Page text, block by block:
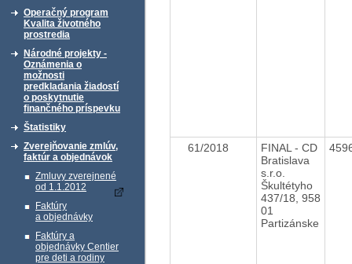
Operačný program
Kvalita životného
prostredia
Národné projekty -
Oznámenia o
možnosti
predkladania žiadostí
o poskytnutie
finančného príspevku
Štatistiky
Zverejňovanie zmlúv,
faktúr a objednávok
Zmluvy zverejnené
od 1.1.2012
Faktúry
a objednávky
Faktúry a
objednávky Centier
pre deti a rodiny
61/2018
FINAL - CD
Bratislava
s.r.o.
Škultétyho
437/18, 958
01
Partizánske